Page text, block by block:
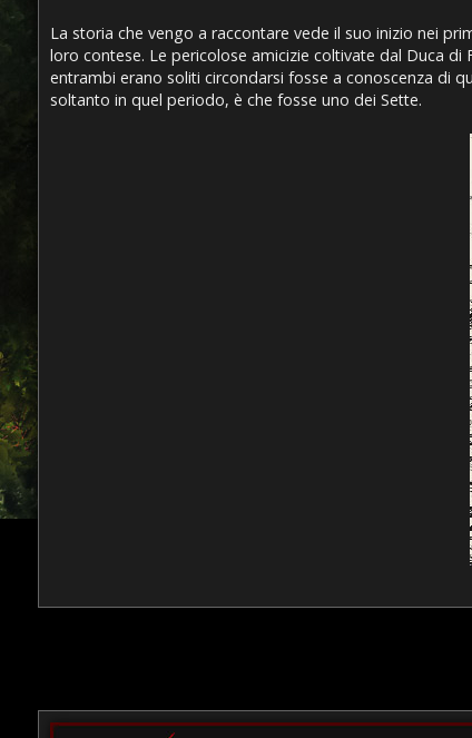
La storia che vengo a raccontare vede il suo inizio nei
loro contese. Le pericolose amicizie coltivate dal Duca
entrambi erano soliti circondarsi fosse a conoscenza di
soltanto in quel periodo, è che fosse uno dei Sette.